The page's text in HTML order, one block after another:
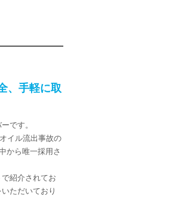
、手軽に取
です。
イル流出事故の
から唯一採用さ
紹介されてお
ただいており